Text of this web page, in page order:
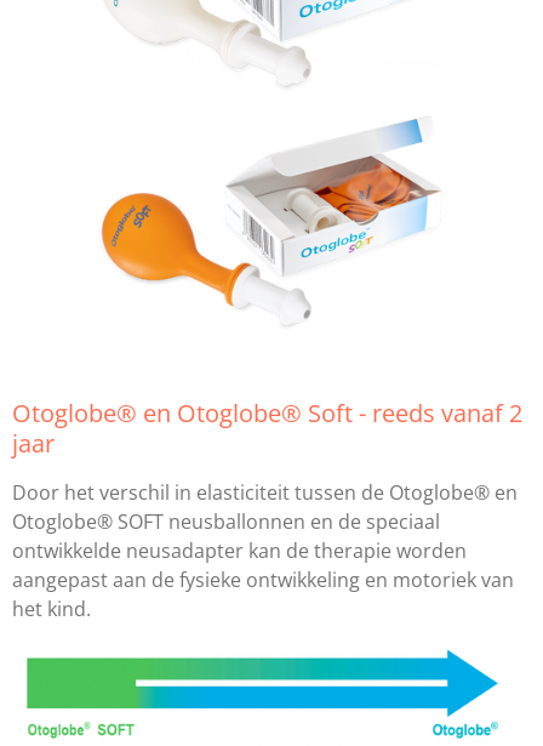
Otoglobe® en Otoglobe® Soft - reeds vanaf 2
jaar
Door het verschil in elasticiteit tussen de Otoglobe® en
Otoglobe® SOFT neusballonnen en de speciaal
ontwikkelde neusadapter kan de therapie worden
aangepast aan de fysieke ontwikkeling en motoriek van
het kind.